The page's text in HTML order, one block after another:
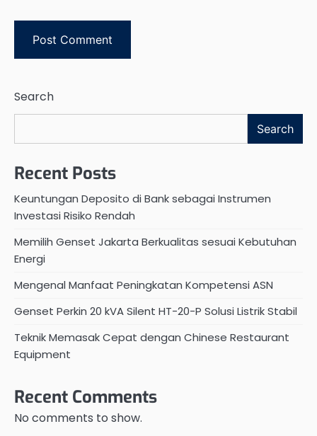
Search
Search
Recent Posts
Keuntungan Deposito di Bank sebagai Instrumen
Investasi Risiko Rendah
Memilih Genset Jakarta Berkualitas sesuai Kebutuhan
Energi
Mengenal Manfaat Peningkatan Kompetensi ASN
Genset Perkin 20 kVA Silent HT-20-P Solusi Listrik Stabil
Teknik Memasak Cepat dengan Chinese Restaurant
Equipment
Recent Comments
No comments to show.